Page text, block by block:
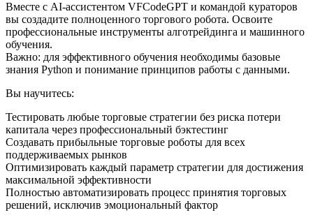
Вместе с AI-ассистентом VFCodeGPT и командой кураторов
вы создадите полноценного торгового робота. Освоите
профессиональные инструменты алготрейдинга и машинного
обучения.
Важно: для эффективного обучения необходимы базовые
знания Python и понимание принципов работы с данными.
Вы научитесь:
Тестировать любые торговые стратегии без риска потери
капитала через профессиональный бэктестинг
Создавать прибыльные торговые роботы для всех
поддерживаемых рынков
Оптимизировать каждый параметр стратегии для достижения
максимальной эффективности
Полностью автоматизировать процесс принятия торговых
решений, исключив эмоциональный фактор